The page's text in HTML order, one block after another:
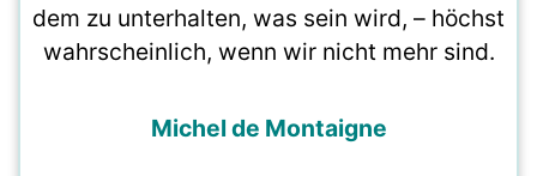
dem zu unterhalten, was sein wird, – höchst
wahrscheinlich, wenn wir nicht mehr sind.
Michel de Montaigne